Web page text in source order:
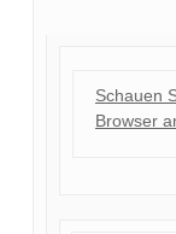
Schauen
Browser